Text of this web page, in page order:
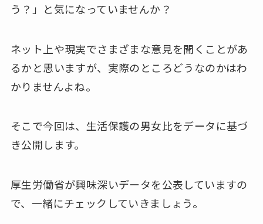
う？」と気になっていませんか？
ネット上や現実でさまざまな意見を聞くことがあ
るかと思いますが、実際のところどうなのかはわ
かりませんよね。
そこで今回は、生活保護の男女比をデータに基づ
き公開します。
厚生労働省が興味深いデータを公表していますの
で、一緒にチェックしていきましょう。